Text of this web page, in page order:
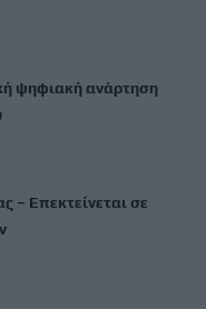
ψηφιακή ανάρτηση
– Επεκτείνεται σε